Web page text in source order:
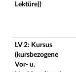
Lektüre))
LV 2: Kursus
(kursbezogene
Vor- u.